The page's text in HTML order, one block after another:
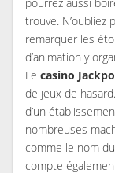
trouve. N’oubliez
remarquer les
d’animation y
Le casino
de jeux de
d’un
nombreuses
comme le nom
compte